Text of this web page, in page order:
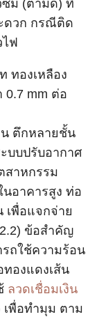
ซึม (ตามด) ที่
ดวก กรณีติด
ฟ
0.7 mm ต่อ
น ตึกหลายชั้น
บบปรับอากาศ
สาหกรรม
อาคารสูง ท่อ
เพื่อแจกจ่าย
ข้อสำคัญ
ถใช้ความร้อน
ทองแดงเส้น
ลวดเชื่อมเงิน
เพื่อทำมุม ตาม